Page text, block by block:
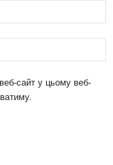
сайт у цьому веб-